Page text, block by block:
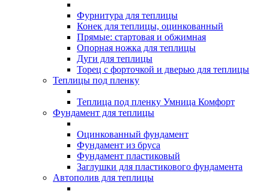
Фурнитура для теплицы
Конек для теплицы, оцинкованный
Прямые: стартовая и обжимная
Опорная ножка для теплицы
Дуги для теплицы
Торец с форточкой и дверью для теплицы
Теплицы под пленку
Теплица под пленку Умница Комфорт
Фундамент для теплицы
Оцинкованный фундамент
Фундамент из бруса
Фундамент пластиковый
Заглушки для пластикового фундамента
Автополив для теплицы